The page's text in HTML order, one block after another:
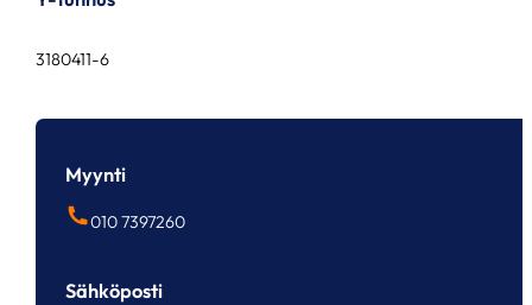
3180411-6
Myynti
010 7397260
Sähköposti